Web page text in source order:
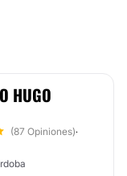
HUGO
(87 Opiniones)·